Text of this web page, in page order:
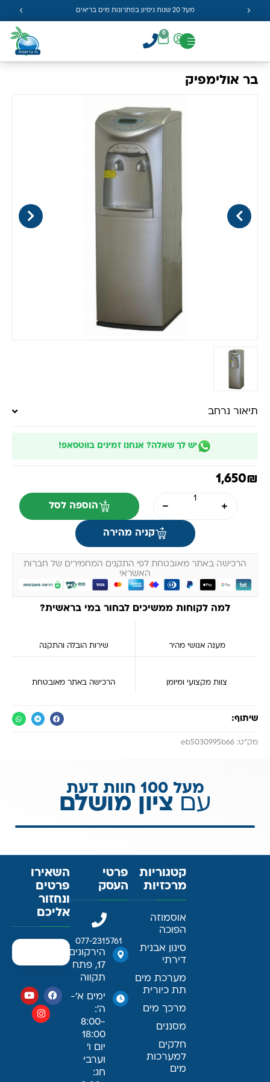
מעל 20 שנות ניסיון בפתרונות מים בריאים
0
בר אולימפיק
תיאור נרחב
יש לך שאלה? אנחנו זמינים בווטסאפ!
1,650₪
הוספה לסל
קניה מהירה
הרכישה באתר מאובטחת לפי התקנים המחמירים של חברות
האשראי
למה לקוחות ממשיכים לבחור במי בראשית?
מענה אנושי מהיר שירות הובלה והתקנה
צוות מקצועי ומיומן הרכישה באתר מאובטחת
שיתוף:
מק״ט: eb5030995b66
מעל 100 חוות דעת
עםציון מושלם
קטגוריות
מרכזיות
אוסמוזה
הפוכה
סינון אבנית
דירתי
מערכת מים
תת כיורית
מרכך מים
מסננים
חלקים
למערכות
מים
פרטי
העסק
077-2315761
הירקונים
17, פתח
תקווה
ימים א׳-
ה׳:
8:00-
18:00
יום ו׳
וערבי
חג:
השאירו
פרטים
ונחזור
אליכם